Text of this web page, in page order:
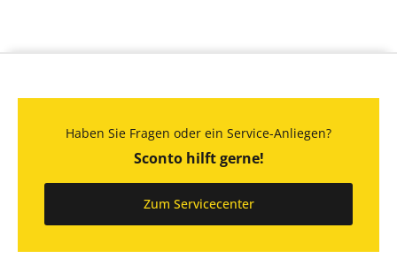
Haben Sie Fragen oder ein Service-Anliegen?
Sconto hilft gerne!
Zum Servicecenter